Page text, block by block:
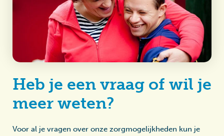
Heb je een vraag of wil je
meer weten?
Voor al je vragen over onze zorgmogelijkheden kun je